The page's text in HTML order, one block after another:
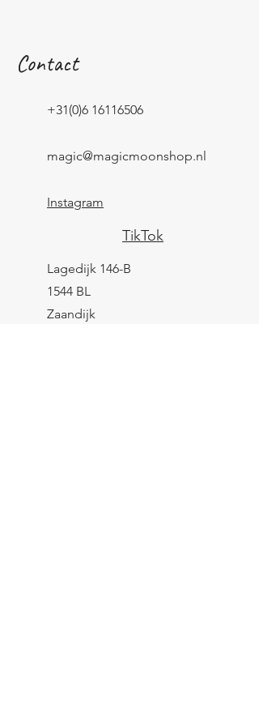
Contact
+31(0)6 16116506
magic@magicmoonshop.nl
Instagram
TikTok
Lagedijk 146-B
1544 BL
Zaandijk